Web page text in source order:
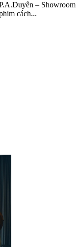
– Showroom
cách...